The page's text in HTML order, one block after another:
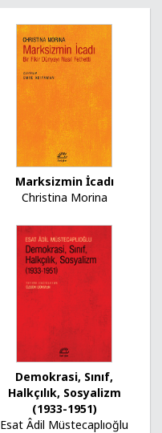
Marksizmin İcadı
Christina Morina
Demokrasi, Sınıf,
Halkçılık, Sosyalizm
(1933-1951)
Esat Âdil Müstecaplıoğlu